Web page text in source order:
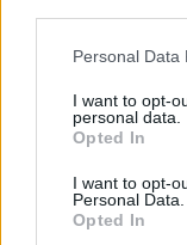
Please note that
not limited to your
grant or deny
use your data for
consent section.
Personal Data
I want to opt-
personal data.
Opted In
I want to opt-
Personal Data.
Opted In